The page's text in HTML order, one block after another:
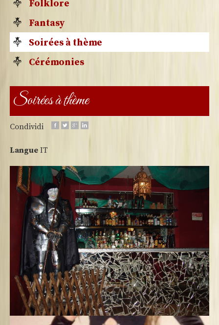
Folklore
Fantasy
Soirées à thème
Cérémonies
Soirées à thème
Condividi
Langue IT